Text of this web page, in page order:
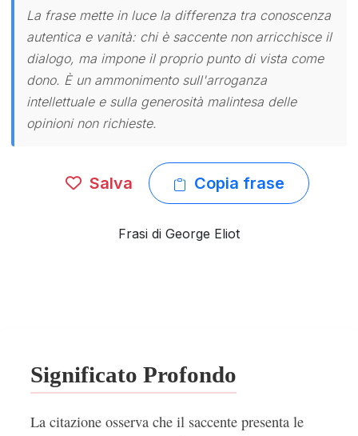
La frase mette in luce la differenza tra conoscenza
autentica e vanità: chi è saccente non arricchisce il
dialogo, ma impone il proprio punto di vista come
dono. È un ammonimento sull'arroganza
intellettuale e sulla generosità malintesa delle
opinioni non richieste.
Salva Copia frase
Frasi di George Eliot
Significato Profondo
La citazione osserva che il saccente presenta le